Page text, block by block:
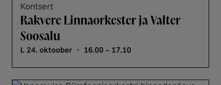
Kontsert
Rakvere Linnaorkester ja Valter
Soosalu
L 24. oktoober ・ 16.00 – 17.10